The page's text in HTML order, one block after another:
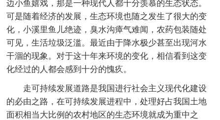
边小鱼嬉戏，那是一种现代人都十分羡慕的生态状态。
可是随着经济的发展，生态环境也随之发生了很大的变
化，小溪里鱼儿绝迹，臭水沟瘴气难闻，农药包装随处
可见，生活垃圾泛滥。最近由于降水极少甚至出现河水
干涸的现象。对于这十年来环境的变化，相信看到这变
化经过的人都会感到十分的愧疚。
走可持续发展道路是我国进行社会主义现代化建设
的必由之路，在可持续发展进程中，处理好占我国土地
面积相当大比例的农村地区的生态环境就成为重中之